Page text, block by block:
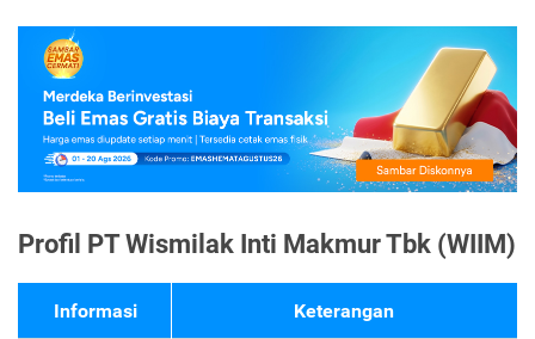
Profil PT Wismilak Inti Makmur Tbk (WIIM)
Informasi Keterangan